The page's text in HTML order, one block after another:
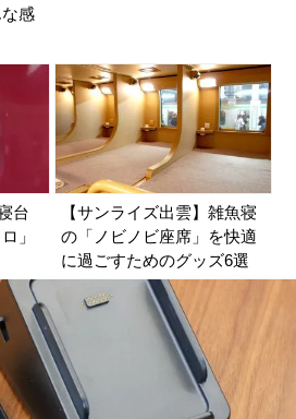
感
台
」
【サンライズ出雲】雑魚寝
の「ノビノビ座席」を快適
に過ごすためのグッズ6選